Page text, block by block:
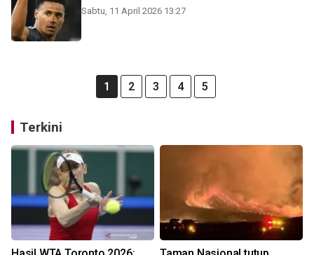
Sabtu, 11 April 2026 13:27
1 2 3 4 5
Terkini